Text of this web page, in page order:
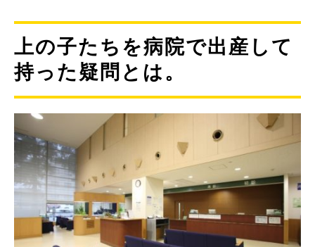
上の子たちを病院で出産して
持った疑問とは。